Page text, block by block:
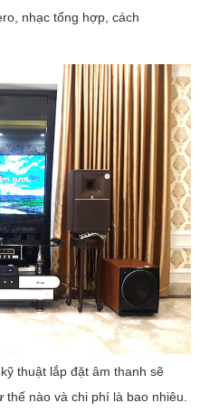
nhạc tổng hợp, cách
thuật lắp đặt âm thanh sẽ
nào và chi phí là bao nhiêu.